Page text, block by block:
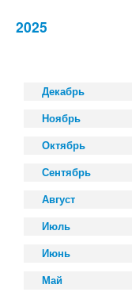
2025
Декабрь
Ноябрь
Октябрь
Сентябрь
Август
Июль
Июнь
Май